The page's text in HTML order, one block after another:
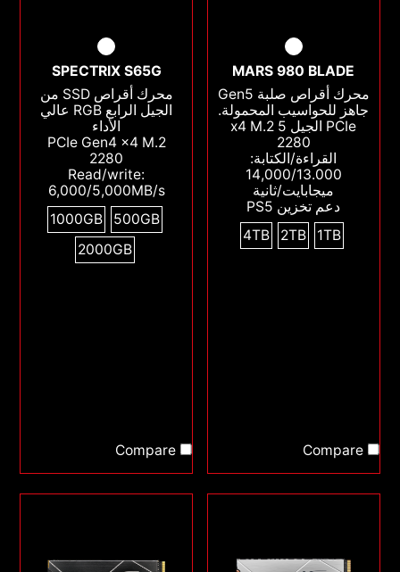
MARS 980 BLADE
محرك أقراص صلبة Gen5
جاهز للحواسيب المحمولة.
PCIe الجيل 5 x4 M.2
2280
القراءة/الكتابة:
14,000/13.000
ميجابايت/ثانية
دعم تخزين PS5
1TB
2TB
4TB
Compare
SPECTRIX S65G
محرك أقراص SSD من
الجيل الرابع RGB عالي
الأداء
PCIe Gen4 x4 M.2
2280
Read/write:
6,000/5,000MB/s
500GB
1000GB
2000GB
Compare